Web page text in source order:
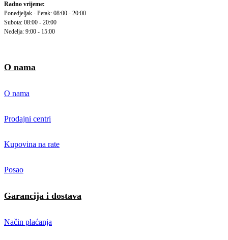
Radno vrijeme:
Ponedjeljak - Petak: 08:00 - 20:00
Subota: 08:00 - 20:00
Nedelja: 9:00 - 15:00
O nama
O nama
Prodajni centri
Kupovina na rate
Posao
Garancija i dostava
Način plaćanja